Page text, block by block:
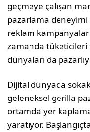
geçmeye çalışan
pazarlama deneyimi
reklam
zamanda tüketi­cileri
dünya­ları da
Dijital dünyada
geleneksel gerilla
ortamda yer
yaratıyor.